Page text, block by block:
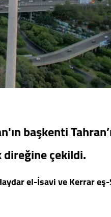
başkenti
çekildi.
el-İsavi ve Kerrar eş-